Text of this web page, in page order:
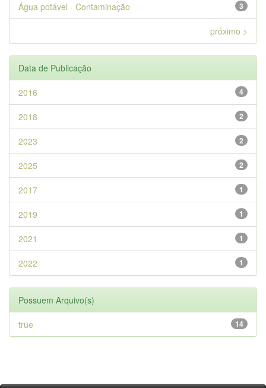
3
Água potável - Contaminação
próximo >
Data de Publicação
4
2016
2
2018
2
2023
2
2025
1
2017
1
2019
1
2021
1
2022
Possuem Arquivo(s)
14
true